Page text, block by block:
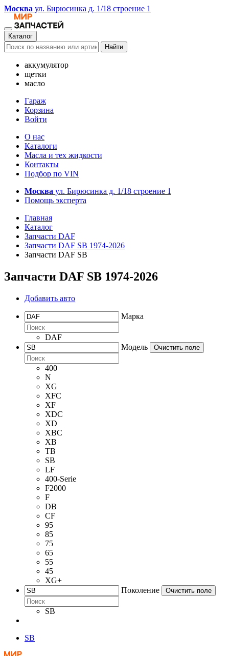
Москва ул. Бирюсинка д. 1/18 строение 1
Каталог
Найти
аккумулятор
щетки
масло
Гараж
Корзина
Войти
О нас
Каталоги
Масла и тех жидкости
Контакты
Подбор по VIN
Москва ул. Бирюсинка д. 1/18 строение 1
Помощь эксперта
Главная
Каталог
Запчасти DAF
Запчасти DAF SB 1974-2026
Запчасти DAF SB
Запчасти DAF SB 1974-2026
Добавить авто
Марка
DAF
Модель
Очистить поле
400
N
XG
XFC
XF
XDC
XD
XBC
XB
TB
SB
LF
400-Serie
F2000
F
DB
CF
95
85
75
65
55
45
XG+
Поколение
Очистить поле
SB
SB